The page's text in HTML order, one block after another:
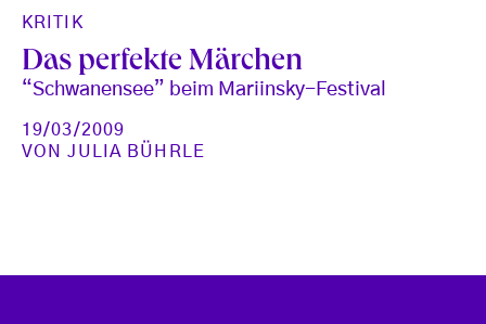
KRITIK
Das perfekte Märchen
“Schwanensee” beim Mariinsky-Festival
19/03/2009
VONJULIA BÜHRLE